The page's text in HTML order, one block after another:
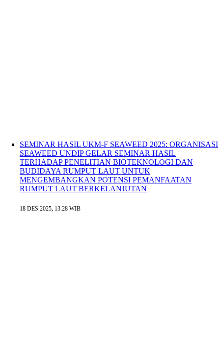
SEMINAR HASIL UKM-F SEAWEED 2025: ORGANISASI
SEAWEED UNDIP GELAR SEMINAR HASIL
TERHADAP PENELITIAN BIOTEKNOLOGI DAN
BUDIDAYA RUMPUT LAUT UNTUK
MENGEMBANGKAN POTENSI PEMANFAATAN
RUMPUT LAUT BERKELANJUTAN
18 DES 2025, 13:28 WIB